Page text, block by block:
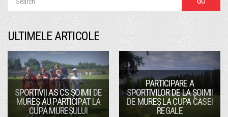
ULTIMELE ARTICOLE
SPORTIVII AS CS ȘOIMII DE
MUREȘ AU PARTICIPAT LA
CUPA MUREȘULUI
PARTICIPARE A
SPORTIVILOR DE LA ȘOIMII
DE MUREȘ LA CUPA CASEI
REGALE